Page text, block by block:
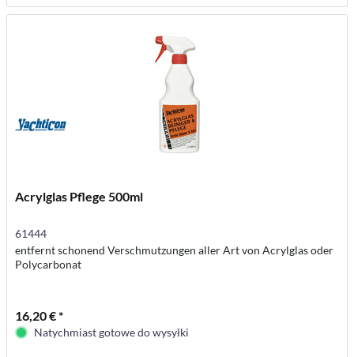
Acrylglas Pflege 500ml
61444
entfernt schonend Verschmutzungen aller Art von Acrylglas oder
Polycarbonat
16,20 € *
Natychmiast gotowe do wysyłki